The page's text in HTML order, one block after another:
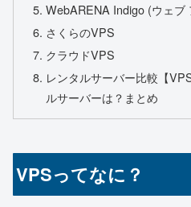
WebARENA Indigo (ウェブ
さくらのVPS
クラウドVPS
レンタルサーバー比較【
ルサーバーは？まとめ
VPSってなに？